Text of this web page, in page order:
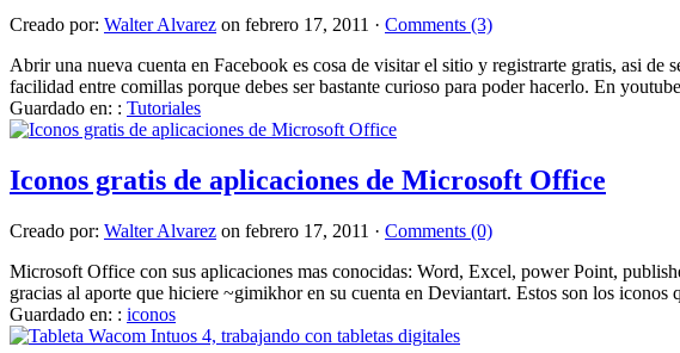
Creado por: Walter Alvarez on febrero 17, 2011 · Comments (3)
Abrir una nueva cuenta en Facebook es cosa de visitar el sitio y registrarte gratis, asi
facilidad entre comillas porque debes ser bastante curioso para poder hacerlo. En
Guardado en: : Tutoriales
Iconos gratis de aplicaciones de Microsoft Office
Creado por: Walter Alvarez on febrero 17, 2011 · Comments (0)
Microsoft Office con sus aplicaciones mas conocidas: Word, Excel, power Point,
gracias al aporte que hiciere ~gimikhor en su cuenta en Deviantart. Estos son los
Guardado en: : iconos